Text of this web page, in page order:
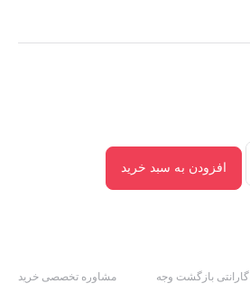
افزودن به سبد خرید
گارانتی بازگشت وجه مشاوره تخصصی خرید